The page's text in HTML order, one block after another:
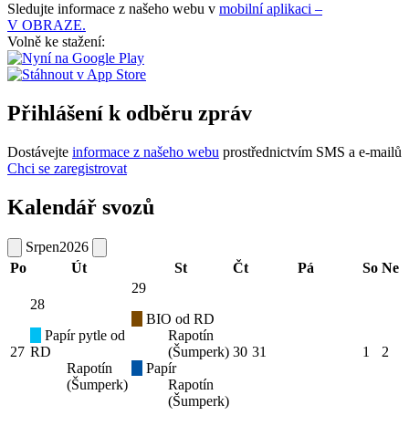
Sledujte informace z našeho webu v mobilní aplikaci –
V OBRAZE.
Volně ke stažení:
Přihlášení k odběru zpráv
Dostávejte informace z našeho webu prostřednictvím SMS a e-mailů
Chci se zaregistrovat
Kalendář svozů
Srpen2026
Po
Út St Čt Pá So Ne
27
28
Papír pytle od
RD
Rapotín
(Šumperk)
29
BIO od RD
Rapotín
(Šumperk)
Papír
Rapotín
(Šumperk)
30 31 1 2